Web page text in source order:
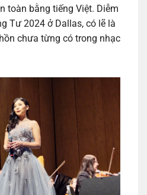
toàn bằng tiếng Việt. Diễm
Tư 2024 ở Dallas, có lẽ là
chưa từng có trong nhạc